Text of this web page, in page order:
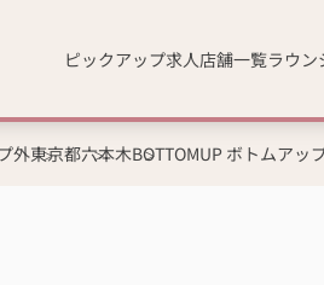
ピックアップ求人店舗一覧ラウ
外東京都六本木BOTTOMUP ボトムアッ